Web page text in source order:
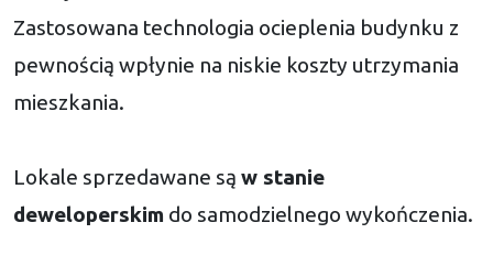
Zastosowana technologia ocieplenia budynku z
pewnością wpłynie na niskie koszty utrzymania
mieszkania.
Lokale sprzedawane są w stanie
deweloperskim do samodzielnego wykończenia.